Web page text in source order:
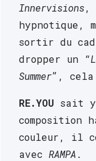
Innervisions,
hypnotique,
sortir du
dropper un “
Summer”, cela
RE.YOU sait y
composition
couleur, il
avec RAMPA .